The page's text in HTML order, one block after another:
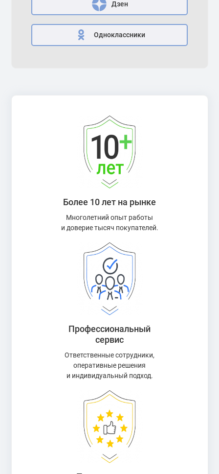
Дзен
Одноклассники
Более 10 лет на рынке
Многолетний опыт работы
и доверие тысяч покупателей.
Профессиональный
сервис
Ответственные сотрудники,
оперативные решения
и индивидуальный подход.